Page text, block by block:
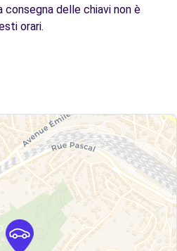
consegna delle chiavi non è
orari.